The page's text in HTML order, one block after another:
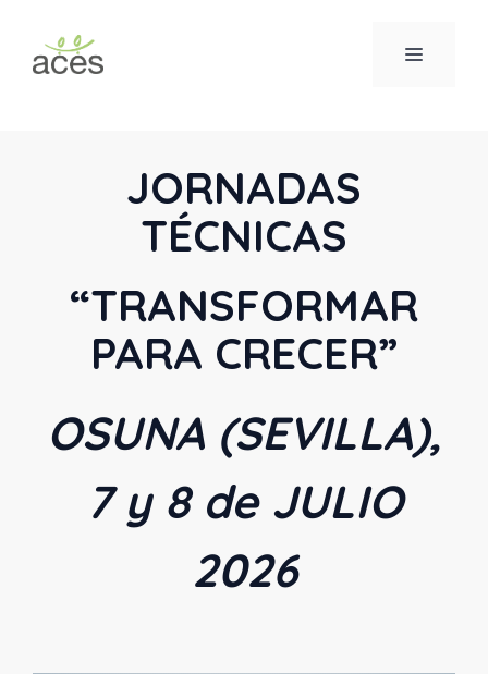
contenido
MENÚ
JORNADAS
TÉCNICAS
“TRANSFORMAR
PARA CRECER”
OSUNA (SEVILLA),
7 y 8 de JULIO
2026